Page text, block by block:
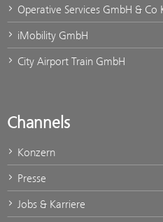
Operative Services GmbH & Co
iMobility GmbH
City Airport Train GmbH
Channels
Konzern
Presse
Jobs & Karriere